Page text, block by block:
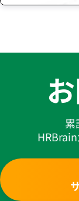
累